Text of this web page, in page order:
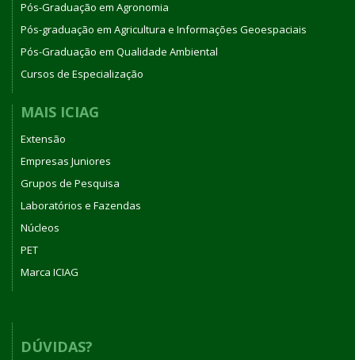
Pós-Graduação em Agronomia
Pós-graduação em Agricultura e Informações Geoespaciais
Pós-Graduação em Qualidade Ambiental
Cursos de Especialização
MAIS ICIAG
Extensão
Empresas Juniores
Grupos de Pesquisa
Laboratórios e Fazendas
Núcleos
PET
Marca ICIAG
DÚVIDAS?